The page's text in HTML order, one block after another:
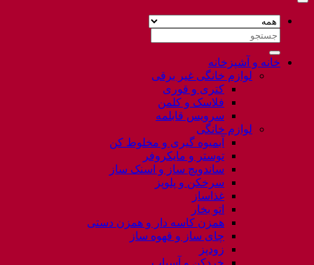
جستجو
خانه و آشپزخانه
لوازم خانگی غیر برقی
کتری و قوری
فلاسک و کلمن
سرویس قابلمه
لوازم خانگی
آبمیوه گیری و مخلوط کن
توستر و مایکروفر
ساندویچ ساز و اسنک ساز
سرخکن و پلوپز
غذاساز
اتو بخار
همزن کاسه دار و همزن دستی
چای ساز و قهوه ساز
زودپز
خردکن و آسیاب